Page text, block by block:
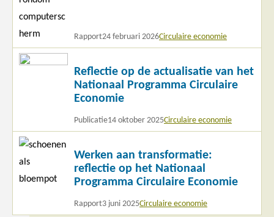
Rapport24 februari 2026Circulaire economie
Reflectie op de actualisatie van het
Nationaal Programma Circulaire
Economie
Publicatie14 oktober 2025Circulaire economie
Lees
Werken aan transformatie:
reflectie op het Nationaal
Programma Circulaire Economie
Rapport3 juni 2025Circulaire economie
Lees
meer